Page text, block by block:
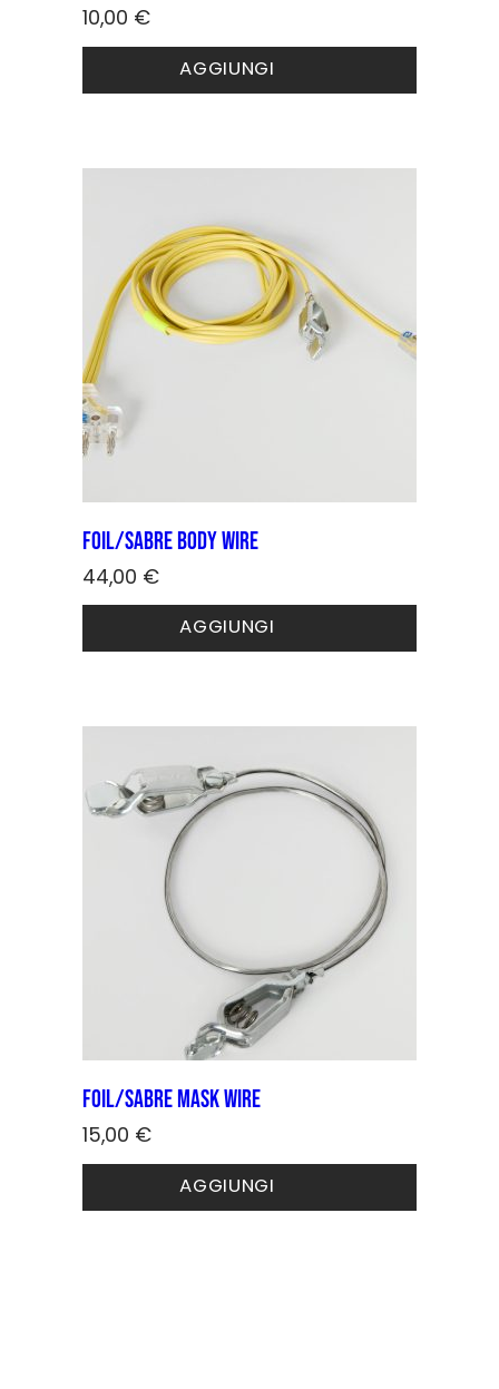
10,00 €
AGGIUNGI
Foil/sabre Body wire
44,00 €
AGGIUNGI
Foil/sabre mask wire
15,00 €
AGGIUNGI